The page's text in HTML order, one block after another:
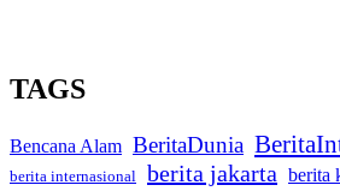
TAGS
Bencana Alam BeritaDunia
berita internasional berita jakarta berita